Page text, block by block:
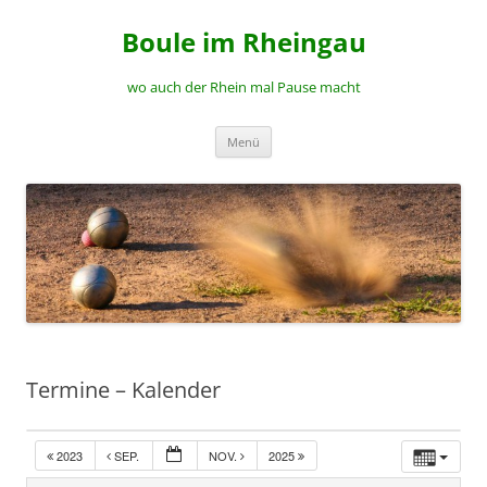
Boule im Rheingau
wo auch der Rhein mal Pause macht
Menü
Termine – Kalender
2023 SEP. NOV. 2025